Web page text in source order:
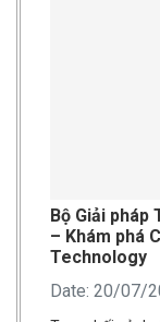
Bộ Giải pháp
– Khám phá
Technology
Date: 20/07/